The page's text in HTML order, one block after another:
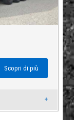
Scopri di più